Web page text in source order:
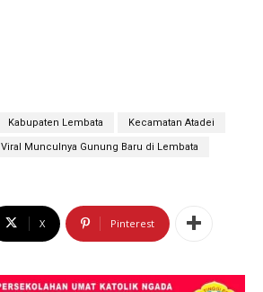
Kabupaten Lembata Kecamatan Atadei
Viral Munculnya Gunung Baru di Lembata
X Pinterest